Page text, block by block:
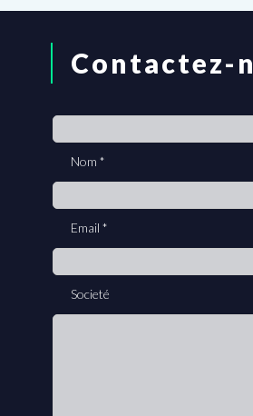
Contactez-
If
you
are
human,
leave
this
field
blank.
Nom *
Email *
Societé